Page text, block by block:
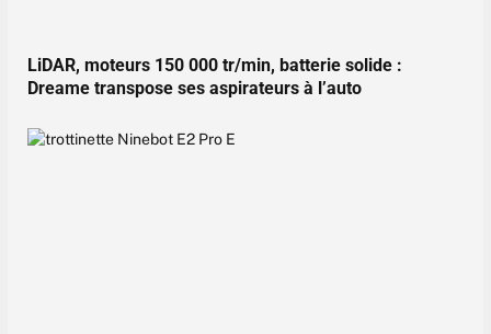
LiDAR, moteurs 150 000 tr/min, batterie solide :
Dreame transpose ses aspirateurs à l’auto